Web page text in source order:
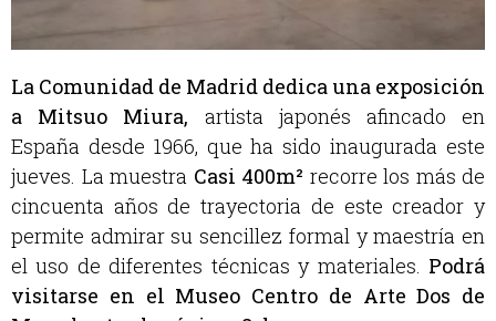
La Comunidad de Madrid dedica una exposición
a Mitsuo Miura, artista japonés afincado en
España desde 1966, que ha sido inaugurada este
jueves. La muestra Casi 400m² recorre los más de
cincuenta años de trayectoria de este creador y
permite admirar su sencillez formal y maestría en
el uso de diferentes técnicas y materiales. Podrá
visitarse en el Museo Centro de Arte Dos de